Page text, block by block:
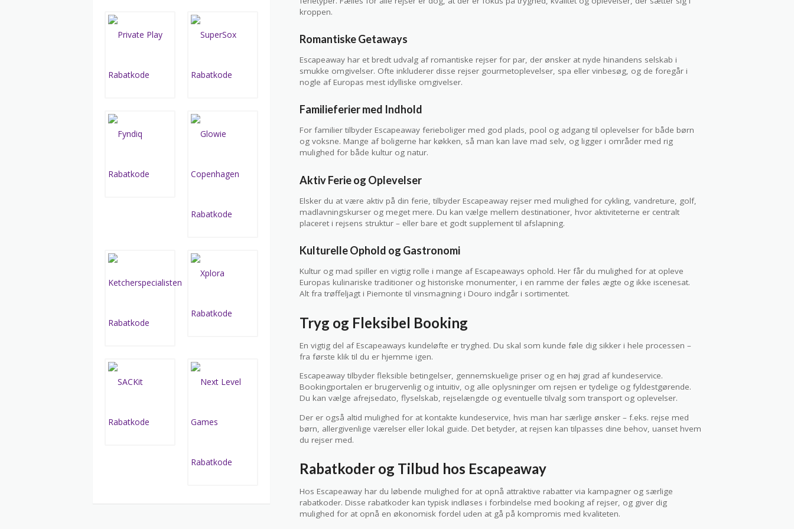
kroppen.
Romantiske Getaways
Escapeaway har et bredt udvalg af romantiske rejser for par, der ønsker at nyde hinandens selskab i
smukke omgivelser. Ofte inkluderer disse rejser gourmetoplevelser, spa eller vinbesøg, og de foregår i
nogle af Europas mest idylliske omgivelser.
Familieferier med Indhold
For familier tilbyder Escapeaway ferieboliger med god plads, pool og adgang til oplevelser for både børn
og voksne. Mange af boligerne har køkken, så man kan lave mad selv, og ligger i områder med rig
mulighed for både kultur og natur.
Aktiv Ferie og Oplevelser
Elsker du at være aktiv på din ferie, tilbyder Escapeaway rejser med mulighed for cykling, vandreture, golf,
madlavningskurser og meget mere. Du kan vælge mellem destinationer, hvor aktiviteterne er centralt
placeret i rejsens struktur – eller bare et godt supplement til afslapning.
Kulturelle Ophold og Gastronomi
Kultur og mad spiller en vigtig rolle i mange af Escapeaways ophold. Her får du mulighed for at opleve
Europas kulinariske traditioner og historiske monumenter, i en ramme der føles ægte og ikke iscenesat.
Alt fra trøffeljagt i Piemonte til vinsmagning i Douro indgår i sortimentet.
Tryg og Fleksibel Booking
En vigtig del af Escapeaways kundeløfte er tryghed. Du skal som kunde føle dig sikker i hele processen –
fra første klik til du er hjemme igen.
Escapeaway tilbyder fleksible betingelser, gennemskuelige priser og en høj grad af kundeservice.
Bookingportalen er brugervenlig og intuitiv, og alle oplysninger om rejsen er tydelige og fyldestgørende.
Du kan vælge afrejsedato, flyselskab, rejselængde og eventuelle tilvalg som transport og oplevelser.
Der er også altid mulighed for at kontakte kundeservice, hvis man har særlige ønsker – f.eks. rejse med
børn, allergivenlige værelser eller lokal guide. Det betyder, at rejsen kan tilpasses dine behov, uanset hvem
du rejser med.
Rabatkoder og Tilbud hos Escapeaway
Hos Escapeaway har du løbende mulighed for at opnå attraktive rabatter via kampagner og særlige
rabatkoder. Disse rabatkoder kan typisk indløses i forbindelse med booking af rejser, og giver dig
mulighed for at opnå en økonomisk fordel uden at gå på kompromis med kvaliteten.